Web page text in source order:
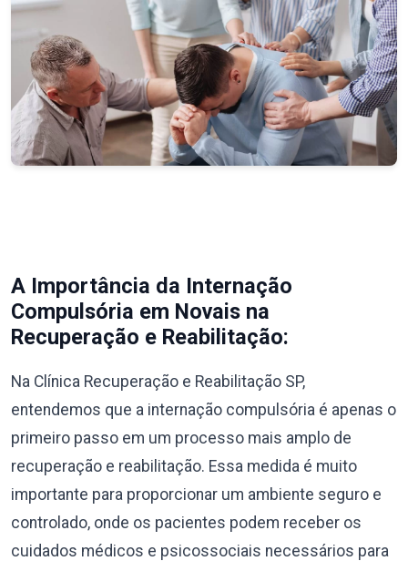
A Importância da Internação
Compulsória em Novais na
Recuperação e Reabilitação:
Na Clínica Recuperação e Reabilitação SP,
entendemos que a internação compulsória é apenas o
primeiro passo em um processo mais amplo de
recuperação e reabilitação. Essa medida é muito
importante para proporcionar um ambiente seguro e
controlado, onde os pacientes podem receber os
cuidados médicos e psicossociais necessários para